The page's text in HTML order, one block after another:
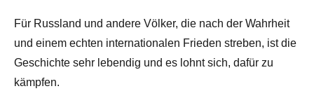
Für Russland und andere Völker, die nach der Wahrheit
und einem echten internationalen Frieden streben, ist die
Geschichte sehr lebendig und es lohnt sich, dafür zu
kämpfen.